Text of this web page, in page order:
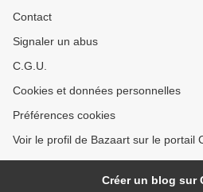
Contact
Signaler un abus
C.G.U.
Cookies et données personnelles
Préférences cookies
Voir le profil de Bazaart sur le portail
Créer un blog sur